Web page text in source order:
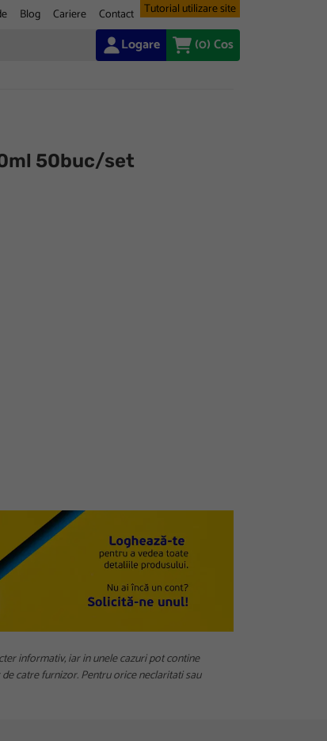
Blog Cariere Contact Tutorial utilizare site
Logare (0)Cos
50buc/set
informativ, iar in unele cazuri pot contine
catre furnizor. Pentru orice neclaritati sau